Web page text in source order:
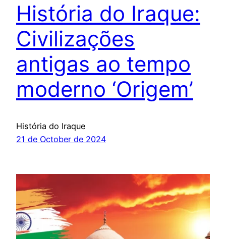
História do Iraque:
Civilizações
antigas ao tempo
moderno ‘Origem’
História do Iraque
21 de October de 2024